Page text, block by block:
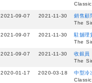
2021-09-07 2021-11-30
銷售顧
The
2021-09-07 2021-11-30
駐舖理
The
2021-09-07 2021-11-30
收銀員
The
2020-01-17 2020-03-18
中型冷